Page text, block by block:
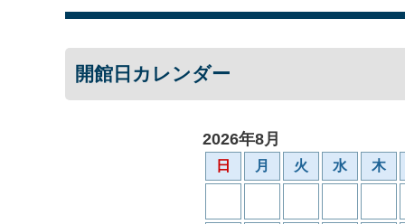
開館日カレンダー
2026年8月
日 月 火 水 木